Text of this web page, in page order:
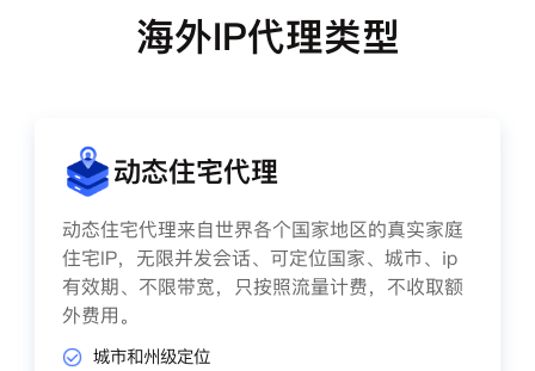
海外IP代理类型
动态住宅代理
动态住宅代理来自世界各个国家地区的真实家庭
住宅IP，无限并发会话、可定位国家、城市、ip
有效期、不限带宽，只按照流量计费，不收取额
外费用。
城市和州级定位